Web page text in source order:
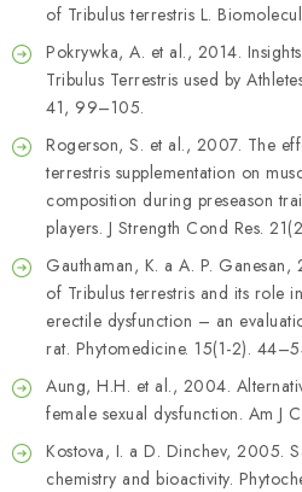
of Tribulus terrestris L.
Pokrywka, A. et al., 2014.
Tribulus Terrestris used by
41, 99–105.
Rogerson, S. et al., 2007. The
terrestris supplementation on
composition during preseason
players. J Strength Cond Res.
Gauthaman, K. a A. P.
of Tribulus terrestris and its role
erectile dysfunction – an
rat. Phytomedicine. 15(1-2).
Aung, H.H. et al., 2004.
female sexual dysfunction. Am J
Kostova, I. a D. Dinchev, 2005.
chemistry and bioactivity.